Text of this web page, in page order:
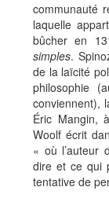
communauté
laquelle
bûcher en
simples.
de la laïcité
philosophie
conviennent),
Éric Mangin,
Woolf écrit
« où l’auteur
dire et ce qui
tentative de